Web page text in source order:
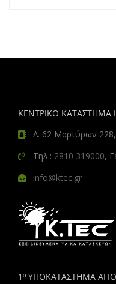
ΚΕΝΤΡΙΚΟ ΚΑΤΑΣΤΗΜΑ
Λ. 62 Μαρτύρων 228,
Τηλ.: 2810 319000,
info@ktec.gr
1º ΥΠΟΚΑΤΑΣΤΗΜΑ